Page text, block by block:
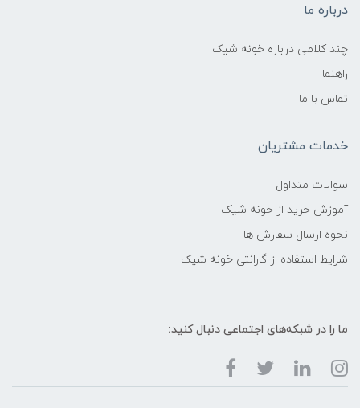
درباره ما
چند کلامی درباره خونه شیک
راهنما
تماس با ما
خدمات مشتریان
سوالات متداول
آموزش خرید از خونه شیک
نحوه ارسال سفارش ها
شرایط استفاده از گارانتی خونه شیک
ما را در شبکه‌های اجتماعی دنبال کنید: